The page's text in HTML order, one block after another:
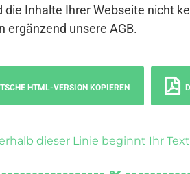
Inhalte Ihrer Webseite nicht
ergänzend unsere AGB.
HTML-VERSION KOPIEREN
dieser Linie beginnt Ihr